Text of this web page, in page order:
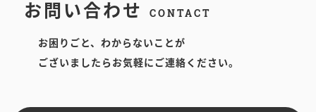
お問い合わせ CONTACT
お困りごと、わからないことが
ございましたらお気軽にご連絡ください。